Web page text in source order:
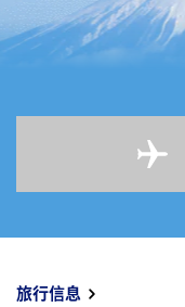
旅行信息